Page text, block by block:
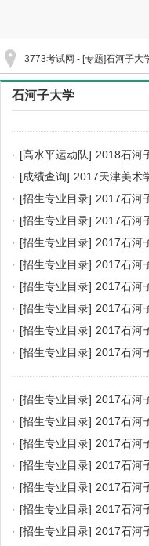
3773考试网 - [专题]石河子大
石河子大学
· [高水平运动队] 2018石河
· [成绩查询] 2017天津美术
· [招生专业目录] 2017石河
· [招生专业目录] 2017石河
· [招生专业目录] 2017石河
· [招生专业目录] 2017石河
· [招生专业目录] 2017石河
· [招生专业目录] 2017石河
· [招生专业目录] 2017石河
· [招生专业目录] 2017石河
· [招生专业目录] 2017石河
· [招生专业目录] 2017石河
· [招生专业目录] 2017石河
· [招生专业目录] 2017石河
· [招生专业目录] 2017石河
· [招生专业目录] 2017石河
· [招生专业目录] 2017石河